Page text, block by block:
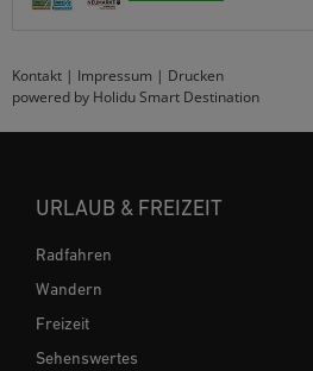
Kontakt | Impressum | Drucken
powered by Holidu Smart Destination
URLAUB & FREIZEIT
Radfahren
Wandern
Freizeit
Sehenswertes